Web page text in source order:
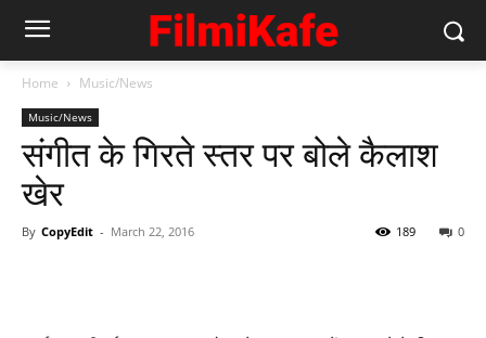
Home Music/News
Music/News
संगीत के गिरते स्‍तर पर बोले कैलाश
खेर
By CopyEdit - March 22, 2016 0
189